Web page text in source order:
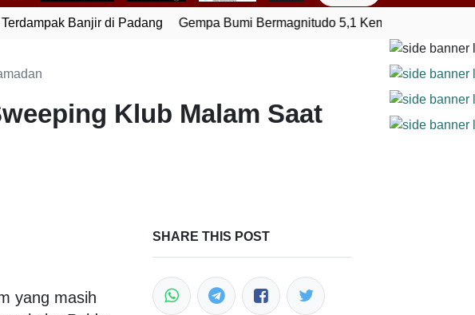
Banjir di Padang Gempa Bumi Bermagnitudo 5,1 Kembali Guncang
Klub Malam Saat
yang masih
SHARE THIS POST